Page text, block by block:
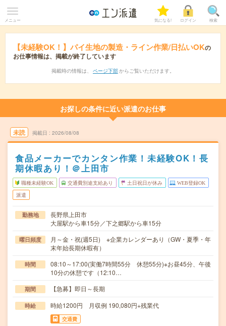
メニュー 気になる! ログイン 検索
【未経験OK！】パイ生地の製造・ライン作業/日払いOKの
お仕事情報は、掲載が終了しています
掲載時の情報は、 ページ下部 からご覧いただけます。
お探しの条件に近い派遣のお仕事
未読 掲載日 2026/08/08
食品メーカーでカンタン作業！未経験OK！長
期休暇あり！＠上田市
職種未経験OK 交通費別途支給あり 土日祝日が休み WEB登録OK
派遣
勤務地
長野県上田市
大屋駅から車15分／下之郷駅から車15分
曜日頻度
月～金・祝(週5日) ※企業カレンダーあり（GW・夏季・年
末年始長期休暇有）
時間
08:10～17:00(実働7時間55分 休憩55分)※お昼45分、午後
10分の休憩です（12:10…
期間 【急募】即日～長期
時給 時給1200円 月収例 190,080円+残業代
交通費